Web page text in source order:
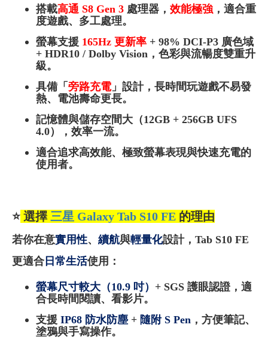
搭載高通 S8 Gen 3 處理器， 效能極強 ，適合重
度遊戲、多工處理。
螢幕支援 165Hz 更新率 + 98% DCI-P3 廣色域
+ HDR10 / Dolby Vision，色彩與流暢度雙重升
級。
具備「 旁路充電」設計，長時間玩遊戲不易發
熱、電池壽命更長。
記憶體與儲存空間大（12GB + 256GB UFS
4.0），效率一流。
適合追求高效能、極致螢幕表現與快速充電的
使用者。
⭐ 選擇 三星 Galaxy Tab S10 FE 的理由
若你在意實用性、 續航與輕量化設計，Tab S10 FE
更適合 日常生活使用：
螢幕尺寸較大（10.9 吋） + SGS 護眼認證，適
合長時間閱讀、看影片。
支援 IP68 防水防塵+ 隨附 S Pen ，方便筆記、
塗鴉與手寫操作。